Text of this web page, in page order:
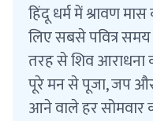
हिंदू धर्म में श्रावण
लिए सबसे पवित्र समय
तरह से शिव आराधना
पूरे मन से पूजा, जप और
आने वाले हर सोमवार